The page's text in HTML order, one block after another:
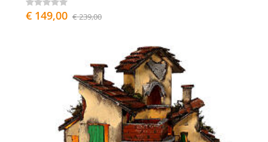
€ 149,00 € 239,00